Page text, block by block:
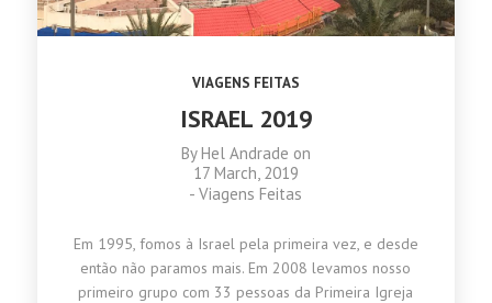
VIAGENS FEITAS
ISRAEL 2019
ByHel Andrade on
17 March, 2019
-Viagens Feitas
Em 1995, fomos à Israel pela primeira vez, e desde
então não paramos mais. Em 2008 levamos nosso
primeiro grupo com 33 pessoas da Primeira Igreja